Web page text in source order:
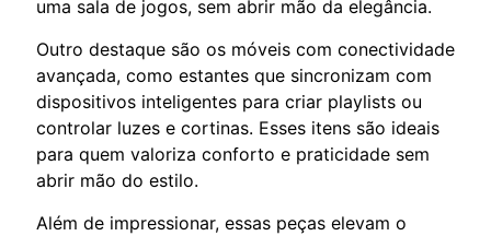
uma sala de jogos, sem abrir mão da elegância.
Outro destaque são os móveis com conectividade
avançada, como estantes que sincronizam com
dispositivos inteligentes para criar playlists ou
controlar luzes e cortinas. Esses itens são ideais
para quem valoriza conforto e praticidade sem
abrir mão do estilo.
Além de impressionar, essas peças elevam o